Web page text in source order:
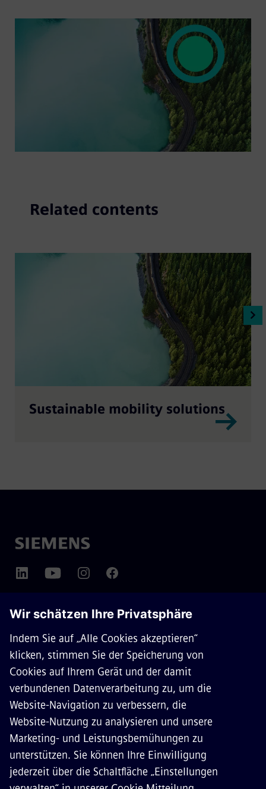
Related contents
Sustainable mobility solutions
ÜBER SIEMENS MOBILITY
KONTAKT
KARRIERE
© Siemens Mobility2026